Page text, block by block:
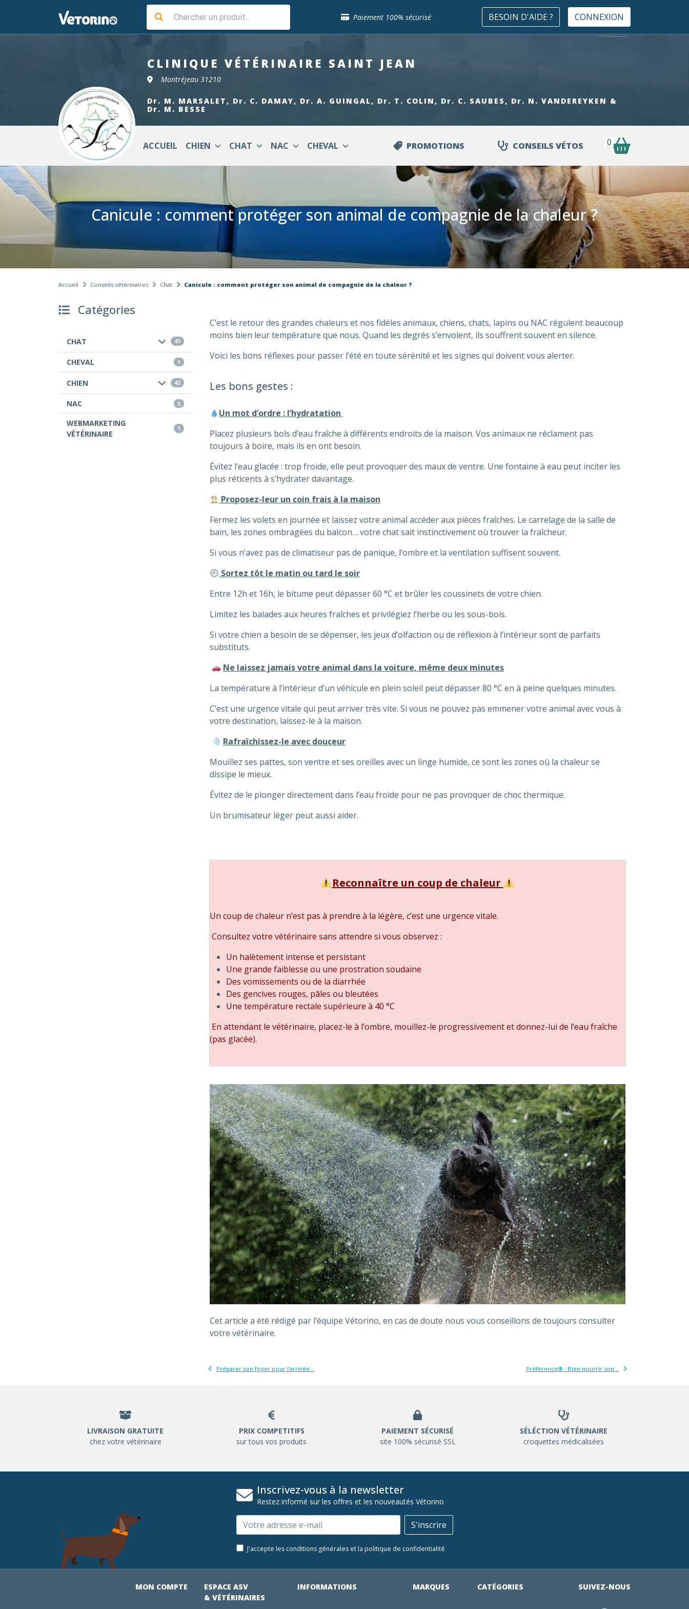
Paiement 100% sécurisé
Retour gratuit en clinique
Livraison gratuite en clinique vétérinaire
Retour gratuit en clinique
Sélection de croquettes vétérinaire
BESOIN D'AIDE ? CONNEXION
CLINIQUE VÉTÉRINAIRE SAINT JEAN
Montréjeau 31210
Dr. M. MARSALET, Dr. C. DAMAY, Dr. A. GUINGAL, Dr. T. COLIN, Dr. C. SAUBES, Dr. N. VANDEREYKEN &
Dr. M. BESSE
ACCUEIL CHIEN CHAT NAC CHEVAL PROMOTIONS CONSEILS VÉTOS 0
Canicule : comment protéger son animal de compagnie de la chaleur ?
Accueil Conseils vétérinaires Chat Canicule : comment protéger son animal de compagnie de la chaleur ?
Catégories
CHAT 41
CHEVAL 1
CHIEN 42
NAC 3
WEBMARKETING
VÉTÉRINAIRE
1
C’est le retour des grandes chaleurs et nos fidèles animaux, chiens, chats, lapins ou NAC régulent beaucoup
moins bien leur température que nous. Quand les degrés s’envolent, ils souffrent souvent en silence.
Voici les bons réflexes pour passer l’été en toute sérénité et les signes qui doivent vous alerter.
Les bons gestes :
Un mot d’ordre : l’hydratation
Placez plusieurs bols d’eau fraîche à différents endroits de la maison. Vos animaux ne réclament pas
toujours à boire, mais ils en ont besoin.
Évitez l’eau glacée : trop froide, elle peut provoquer des maux de ventre. Une fontaine à eau peut inciter les
plus réticents à s’hydrater davantage.
Proposez-leur un coin frais à la maison
Fermez les volets en journée et laissez votre animal accéder aux pièces fraîches. Le carrelage de la salle de
bain, les zones ombragées du balcon… votre chat sait instinctivement où trouver la fraîcheur.
Si vous n’avez pas de climatiseur pas de panique, l’ombre et la ventilation suffisent souvent.
Sortez tôt le matin ou tard le soir
Entre 12h et 16h, le bitume peut dépasser 60 °C et brûler les coussinets de votre chien.
Limitez les balades aux heures fraîches et privilégiez l’herbe ou les sous-bois.
Si votre chien a besoin de se dépenser, les jeux d’olfaction ou de réflexion à l’intérieur sont de parfaits
substituts.
Ne laissez jamais votre animal dans la voiture, même deux minutes
La température à l’intérieur d’un véhicule en plein soleil peut dépasser 80 °C en à peine quelques minutes.
C’est une urgence vitale qui peut arriver très vite. Si vous ne pouvez pas emmener votre animal avec vous à
votre destination, laissez-le à la maison.
Rafraîchissez-le avec douceur
Mouillez ses pattes, son ventre et ses oreilles avec un linge humide, ce sont les zones où la chaleur se
dissipe le mieux.
Évitez de le plonger directement dans l’eau froide pour ne pas provoquer de choc thermique.
Un brumisateur léger peut aussi aider.
Reconnaître un coup de chaleur
Un coup de chaleur n’est pas à prendre à la légère, c’est une urgence vitale.
Consultez votre vétérinaire sans attendre si vous observez :
Un halètement intense et persistant
Une grande faiblesse ou une prostration soudaine
Des vomissements ou de la diarrhée
Des gencives rouges, pâles ou bleutées
Une température rectale supérieure à 40 °C
En attendant le vétérinaire, placez-le à l’ombre, mouillez-le progressivement et donnez-lui de l’eau fraîche
(pas glacée).
Cet article a été rédigé par l’équipe Vétorino, en cas de doute nous vous conseillons de toujours consulter
votre vétérinaire.
Préparer son foyer pour l’arrivée... Préférence® : Bien nourrir son...
LIVRAISON GRATUITE
chez votre vétérinaire
PRIX COMPETITIFS
sur tous vos produits
PAIEMENT SÉCURISÉ
site 100% sécurisé SSL
SÉLÉCTION VÉTÉRINAIRE
croquettes médicalisées
Inscrivez-vous à la newsletter
Restez informé sur les offres et les nouveautés Vétorino
Email S'inscrire
J'accepte les conditions générales et la politique de confidentialité
MON COMPTE
ESPACE ASV
& VÉTÉRINAIRES
INFORMATIONS MARQUES CATÉGORIES SUIVEZ-NOUS